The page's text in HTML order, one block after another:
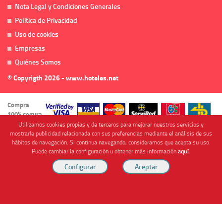
Nota Legal y Condiciones Generales
Política de Privacidad
Uso de cookies
Empresas
Quiénes Somos
© Copyrigth 2026 - www.hoteles.net
Compra
100% segura
Cofinanciado por
Utilizamos cookies propias y de terceros para mejorar nuestros servicios y
mostrarle publicidad relacionada con sus preferencias mediante el análisis de sus
hábitos de navegación. Si continua navegando, consideramos que acepta su uso.
Puede cambiar la configuración u obtener más informaciónaquí.